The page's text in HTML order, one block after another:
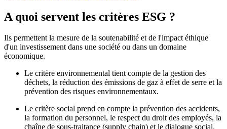
A quoi servent les critères ESG ?
Ils permettent la mesure de la soutenabilité et de l'impact éthique
d'un investissement dans une société ou dans un domaine
économique.
Le critère environnemental tient compte de la gestion des
déchets, la réduction des émissions de gaz à effet de serre et la
prévention des risques environnementaux.
Le critère social prend en compte la prévention des accidents,
la formation du personnel, le respect du droit des employés, la
chaîne de sous-traitance (supply chain) et le dialogue social.